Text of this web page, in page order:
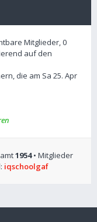
Mitglieder, 0
auf den
die am Sa 25. Apr
1954• Mitglieder
iqschoolgaf